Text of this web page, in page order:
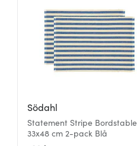
Södahl
Statement Stripe
33x48 cm 2-pack Blå